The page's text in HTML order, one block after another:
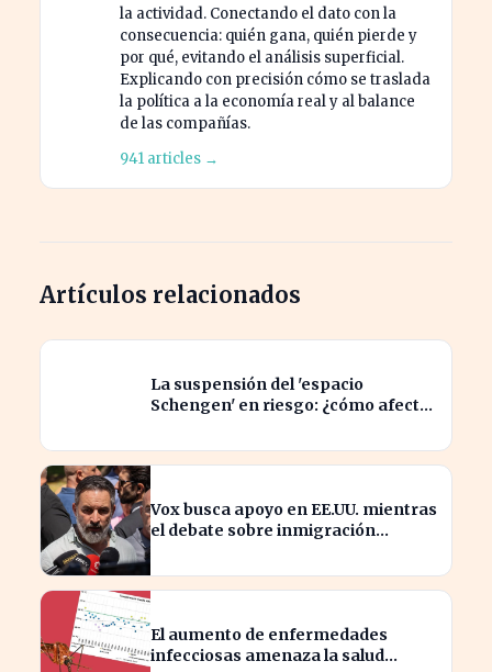
la actividad. Conectando el dato con la
consecuencia: quién gana, quién pierde y
por qué, evitando el análisis superficial.
Explicando con precisión cómo se traslada
la política a la economía real y al balance
de las compañías.
941 articles →
Artículos relacionados
La suspensión del 'espacio
Schengen' en riesgo: ¿cómo afecta
Vox busca apoyo en EE.UU. mientras
el debate sobre inmigración
El aumento de enfermedades
infecciosas amenaza la salud